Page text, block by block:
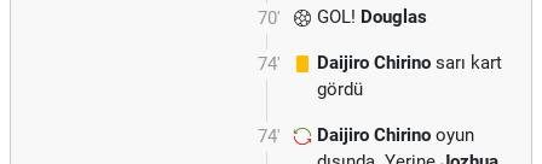
70' GOL! Douglas
74' Daijiro Chirino sarı kart
gördü
74' Daijiro Chirino oyun